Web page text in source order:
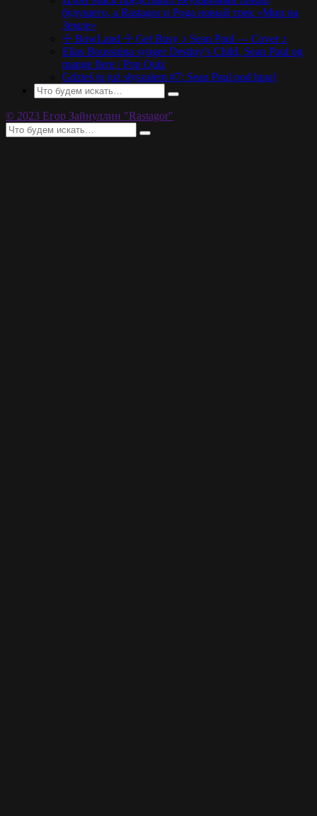
будущего, а Rastagor и Poga новый трек «Мир на
Земле»
☩ BowLand ☩ Get Busy ♪ Sean Paul — Cover ♪
Elias Boussnina synger Destiny’s Child, Sean Paul og
mange flere / Pop Quiz
Gdzieś to już słyszałem #7: Sean Paul pod lupą!
© 2023 Егор Зайнуллин "Rastagor"